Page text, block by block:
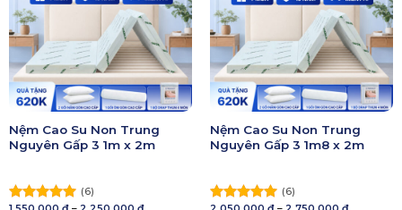
Nệm Cao Su Non Trung
Nguyên Gấp 3 1m x 2m
(6)
Nệm Cao Su Non Trung
Nguyên Gấp 3 1m8 x 2m
(6)